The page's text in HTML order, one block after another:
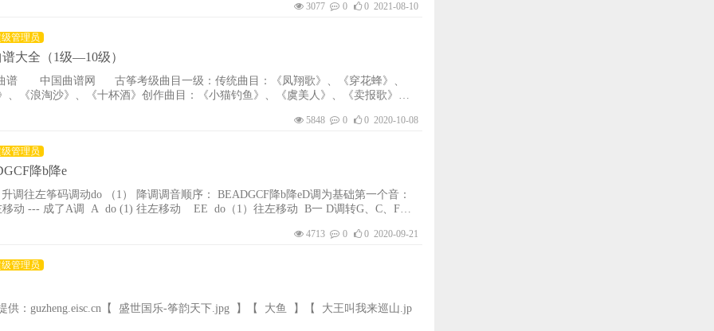
3077 0 0 2021-08-10
管理员
大全（1级—10级）
中国曲谱网 古筝考级曲目一级：传统曲目：《凤翔歌》、《穿花蜂》、
、《浪淘沙》、《十杯酒》创作曲目：《小猫钓鱼》、《虞美人》、《卖报歌》、
5848 0 0 2020-10-08
管理员
降b降e
调往左筝码调动do （1） 降调调音顺序： BEADGCF降b降eD调为基础第一个音：
移动 --- 成了A调 A do (1) 往左移动 EE do（1）往左移动 B一 D调转G、C、F、
4713 0 0 2020-09-21
管理员
供：guzheng.eisc.cn【 盛世国乐-筝韵天下.jpg 】【 大鱼 】【 大王叫我来巡山.jp